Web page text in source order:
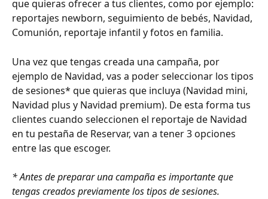
que quieras ofrecer a tus clientes, como por ejemplo:
reportajes newborn, seguimiento de bebés, Navidad,
Comunión, reportaje infantil y fotos en familia.
Una vez que tengas creada una campaña, por
ejemplo de Navidad, vas a poder seleccionar los tipos
de sesiones* que quieras que incluya (Navidad mini,
Navidad plus y Navidad premium). De esta forma tus
clientes cuando seleccionen el reportaje de Navidad
en tu pestaña de Reservar, van a tener 3 opciones
entre las que escoger.
* Antes de preparar una campaña es importante que
tengas creados previamente los tipos de sesiones.